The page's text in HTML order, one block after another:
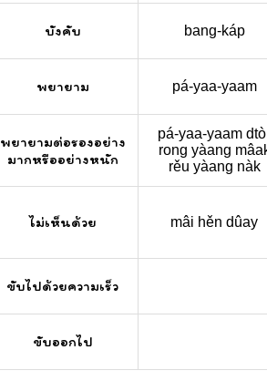
บังคับ bang-káp
พยายาม pá-yaa-yaam
พยายามต่อรองอย่าง
มากหรืออย่างหนัก
pá-yaa-yaam
rong yàang
rěu yàang nàk
ไม่เห็นด้วย mâi hěn dûay
ขับไปด้วยความเร็ว
ขับออกไป